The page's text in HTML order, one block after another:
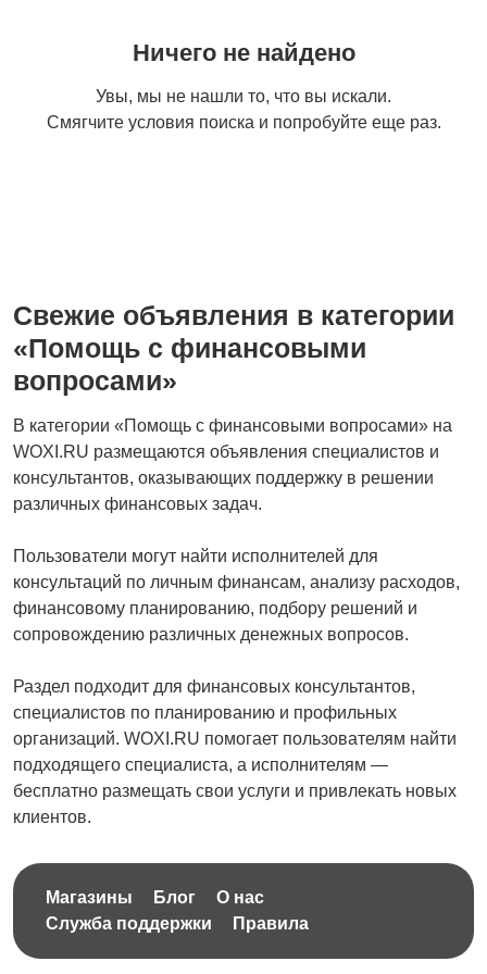
Ничего не найдено
Увы, мы не нашли то, что вы искали.
Смягчите условия поиска и попробуйте еще раз.
Свежие объявления в категории
«Помощь с финансовыми
вопросами»
В категории «Помощь с финансовыми вопросами» на
WOXI.RU размещаются объявления специалистов и
консультантов, оказывающих поддержку в решении
различных финансовых задач.
Пользователи могут найти исполнителей для
консультаций по личным финансам, анализу расходов,
финансовому планированию, подбору решений и
сопровождению различных денежных вопросов.
Раздел подходит для финансовых консультантов,
специалистов по планированию и профильных
организаций. WOXI.RU помогает пользователям найти
подходящего специалиста, а исполнителям —
бесплатно размещать свои услуги и привлекать новых
клиентов.
Магазины Блог
О нас
Служба поддержки
Правила